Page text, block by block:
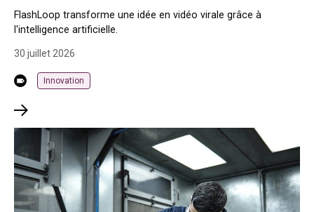
FlashLoop transforme une idée en vidéo virale grâce à
l'intelligence artificielle.
30 juillet 2026
Innovation